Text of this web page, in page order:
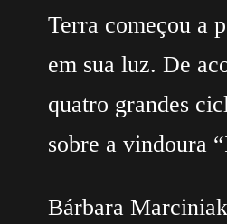
Terra começou a
em sua luz. De
quatro grandes
sobre a vindoura
Bárbara